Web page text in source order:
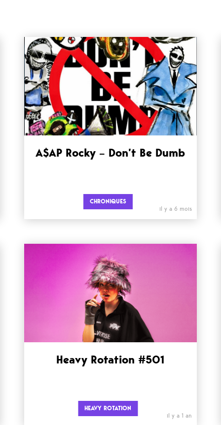
A$AP Rocky – Don’t Be Dumb
CHRONIQUES
il y a 6 mois
Heavy Rotation #501
HEAVY ROTATION
il y a 1 an